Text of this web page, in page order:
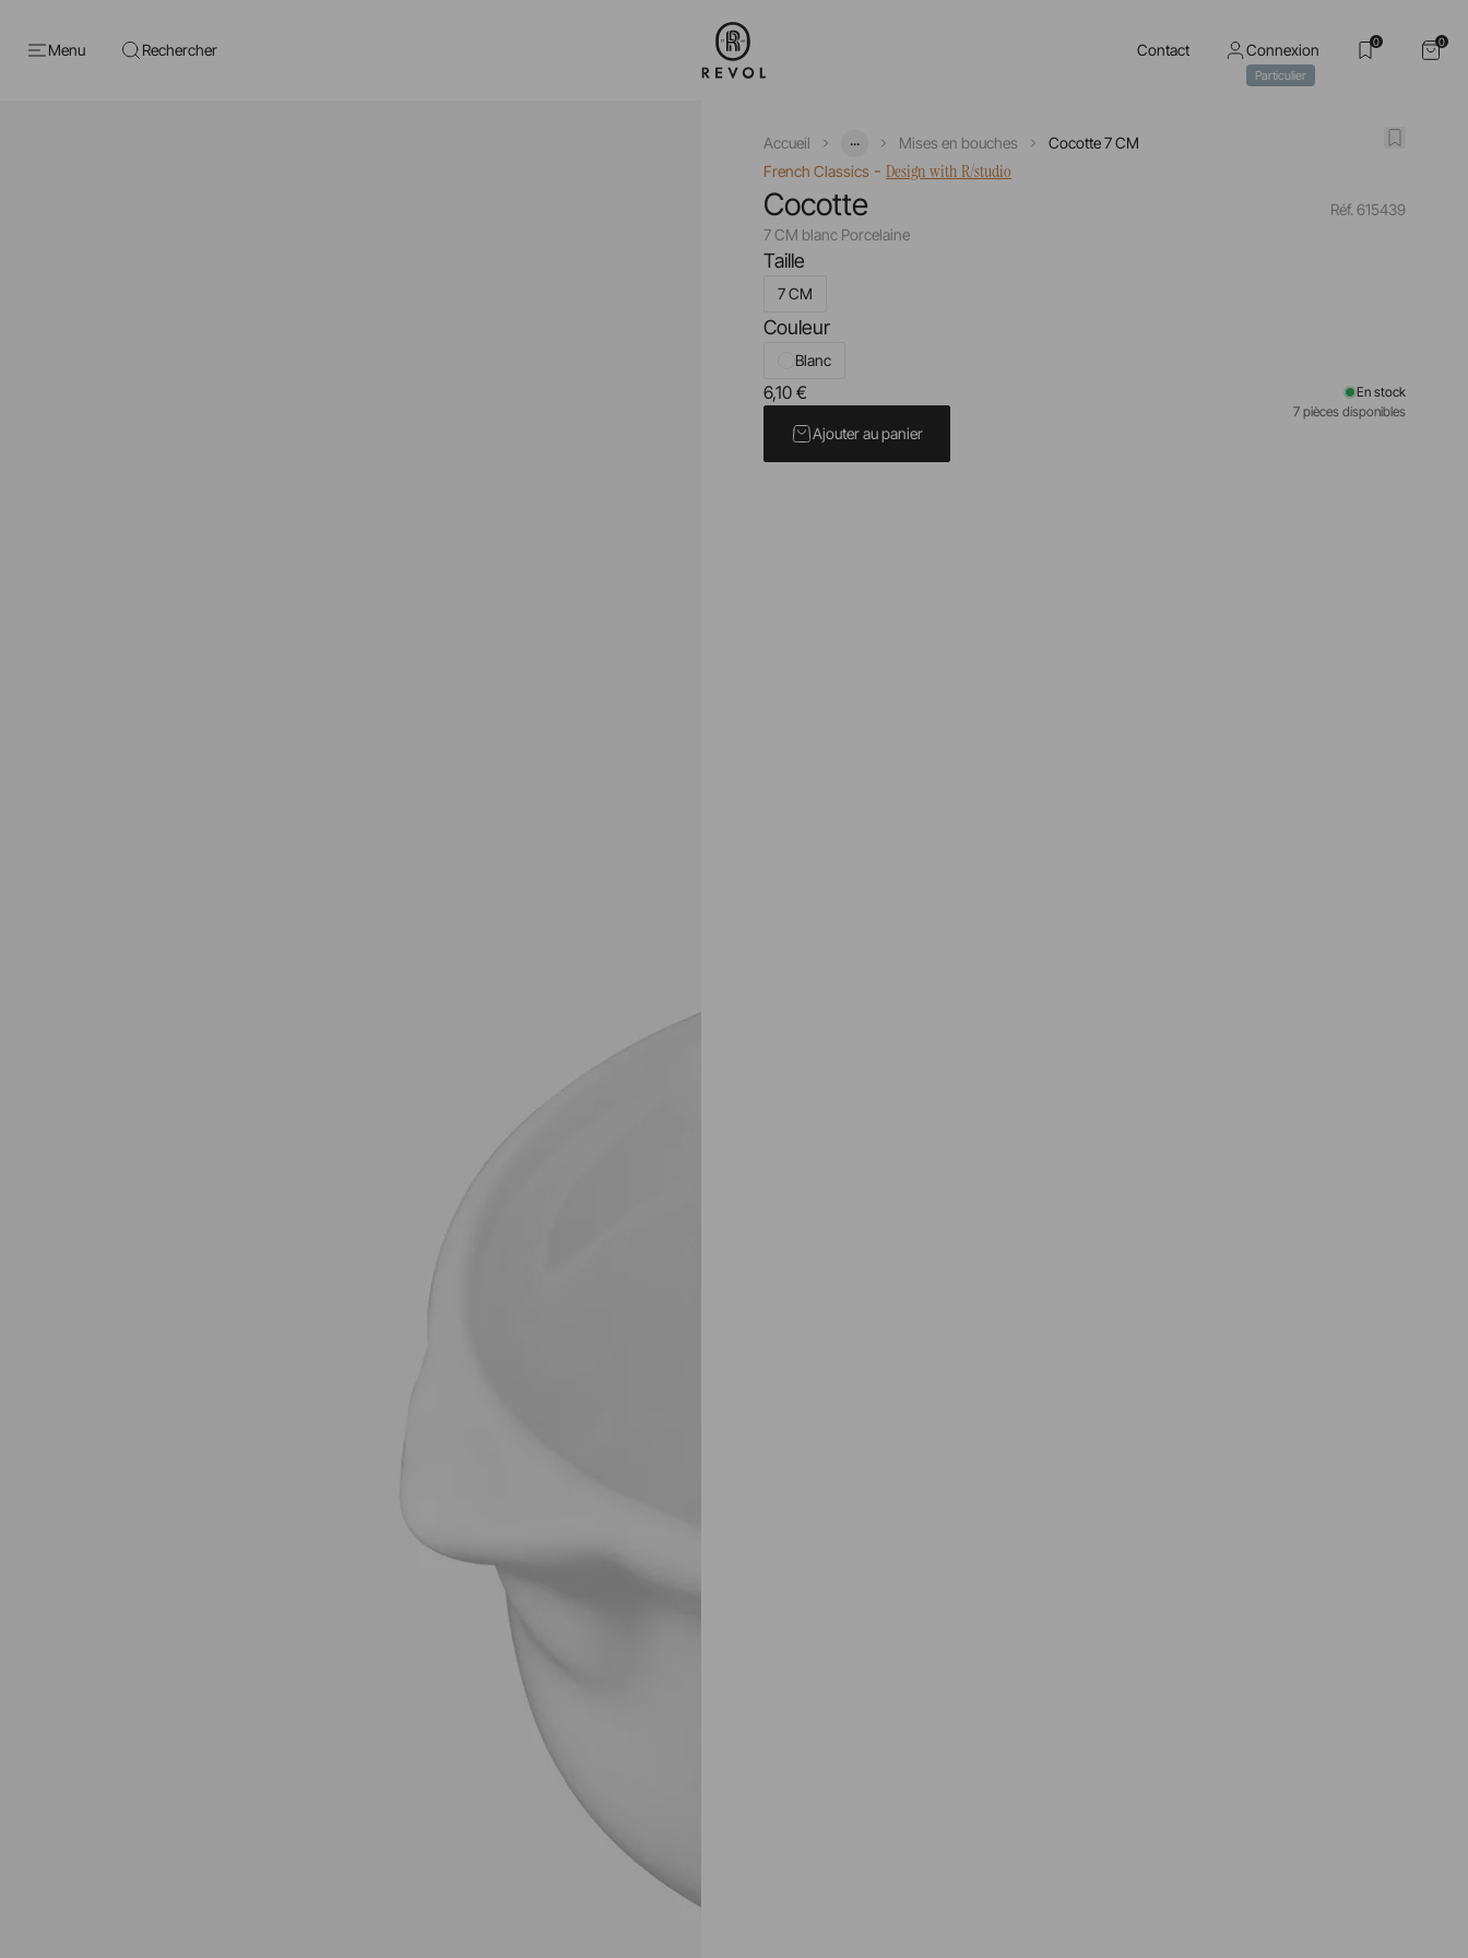
Menu Rechercher Contact Connexion
Particulier
0 0
Accueil ... Mises en bouches
Cocotte 7 CM
French Classics -Design with R/studio
Cocotte
7 CM blanc Porcelaine
Réf. 615439
Taille
7 CM
Couleur
Blanc
6,10 €
En stock
7 pièces disponibles
Ajouter au panier